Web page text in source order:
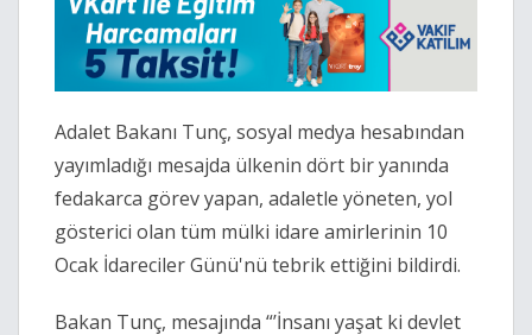
Adalet Bakanı Tunç, sosyal medya hesabından
yayımladığı mesajda ülkenin dört bir yanında
fedakarca görev yapan, adaletle yöneten, yol
gösterici olan tüm mülki idare amirlerinin 10
Ocak İdareciler Günü'nü tebrik ettiğini bildirdi.
Bakan Tunç, mesajında “’İnsanı yaşat ki devlet